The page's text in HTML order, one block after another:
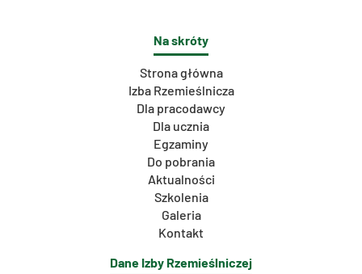
Na skróty
Strona główna
Izba Rzemieślnicza
Dla pracodawcy
Dla ucznia
Egzaminy
Do pobrania
Aktualności
Szkolenia
Galeria
Kontakt
Dane Izby Rzemieślniczej